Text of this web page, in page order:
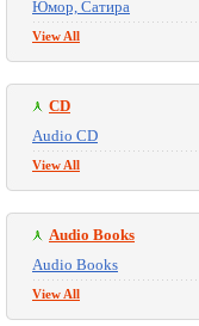
Юмор, Сатира
View All
CD
Audio CD
View All
Audio Books
Audio Books
View All